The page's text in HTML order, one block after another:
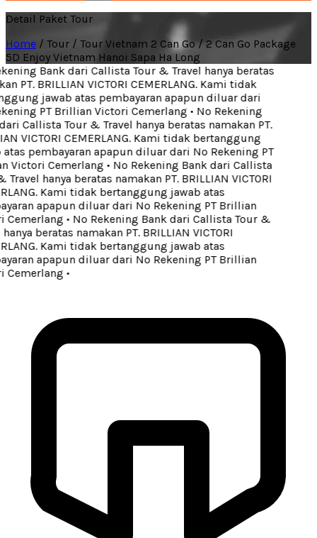
Detail Paket Tour
Home / Tour / Tour Vietnam 2 Can Go / 2 Can Go Package
5D Enjoy Vietnam Hanoi Sapa Ha Long
Bank dari Callista Tour & Travel hanya beratas
PT. BRILLIAN VICTORI CEMERLANG. Kami tidak
jawab atas pembayaran apapun diluar dari
PT Brillian Victori Cemerlang• No Rekening
Callista Tour & Travel hanya beratas namakan PT.
VICTORI CEMERLANG. Kami tidak bertanggung
pembayaran apapun diluar dari No Rekening PT
Victori Cemerlang• No Rekening Bank dari Callista
hanya beratas namakan PT. BRILLIAN VICTORI
Kami tidak bertanggung jawab atas
apapun diluar dari No Rekening PT Brillian
Cemerlang• No Rekening Bank dari Callista Tour &
beratas namakan PT. BRILLIAN VICTORI
Kami tidak bertanggung jawab atas
apapun diluar dari No Rekening PT Brillian
Cemerlang•